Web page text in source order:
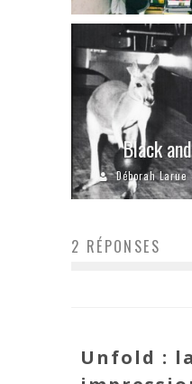
Black
Déborah Larue
2 RÉPONSES
Unfold :